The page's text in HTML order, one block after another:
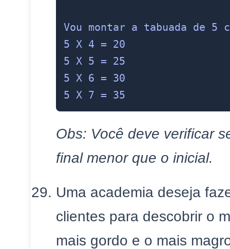
Vou montar a tabuada de 5
5 X 4 = 20
5 X 5 = 25
5 X 6 = 30
Obs: Você deve verificar
final menor que o inicial.
Uma academia deseja
clientes para descobrir o
mais gordo e o mais